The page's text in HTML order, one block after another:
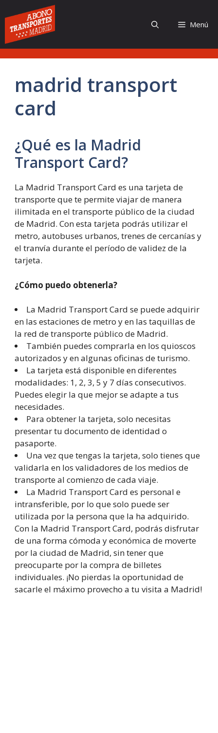
al
contenido
Menú
madrid transport
card
¿Qué es la Madrid
Transport Card?
La Madrid Transport Card es una tarjeta de
transporte que te permite viajar de manera
ilimitada en el transporte público de la ciudad
de Madrid. Con esta tarjeta podrás utilizar el
metro, autobuses urbanos, trenes de cercanías y
el tranvía durante el período de validez de la
tarjeta.
¿Cómo puedo obtenerla?
La Madrid Transport Card se puede adquirir
en las estaciones de metro y en las taquillas de
la red de transporte público de Madrid.
También puedes comprarla en los quioscos
autorizados y en algunas oficinas de turismo.
La tarjeta está disponible en diferentes
modalidades: 1, 2, 3, 5 y 7 días consecutivos.
Puedes elegir la que mejor se adapte a tus
necesidades.
Para obtener la tarjeta, solo necesitas
presentar tu documento de identidad o
pasaporte.
Una vez que tengas la tarjeta, solo tienes que
validarla en los validadores de los medios de
transporte al comienzo de cada viaje.
La Madrid Transport Card es personal e
intransferible, por lo que solo puede ser
utilizada por la persona que la ha adquirido.
Con la Madrid Transport Card, podrás disfrutar
de una forma cómoda y económica de moverte
por la ciudad de Madrid, sin tener que
preocuparte por la compra de billetes
individuales. ¡No pierdas la oportunidad de
sacarle el máximo provecho a tu visita a Madrid!